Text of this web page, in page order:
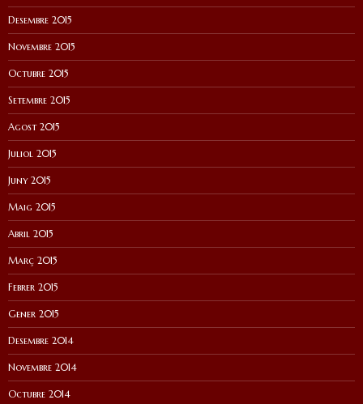
Desembre 2015
Novembre 2015
Octubre 2015
Setembre 2015
Agost 2015
Juliol 2015
Juny 2015
Maig 2015
Abril 2015
Març 2015
Febrer 2015
Gener 2015
Desembre 2014
Novembre 2014
Octubre 2014